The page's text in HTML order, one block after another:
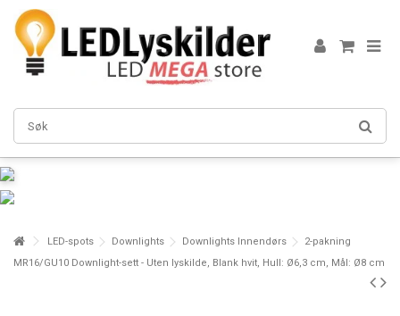
LED-spots Downlights Downlights Innendørs
2-pakning
MR16/GU10 Downlight-sett - Uten lyskilde, Blank hvit, Hull: Ø6,3 cm, Mål: Ø8 cm